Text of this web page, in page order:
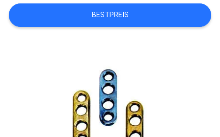
FORDERN
BESTPREIS